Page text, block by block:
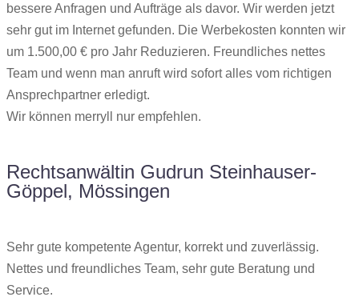
bessere Anfragen und Aufträge als davor. Wir werden jetzt
sehr gut im Internet gefunden. Die Werbekosten konnten wir
um 1.500,00 € pro Jahr Reduzieren. Freundliches nettes
Team und wenn man anruft wird sofort alles vom richtigen
Ansprechpartner erledigt.
Wir können merryll nur empfehlen.
Rechtsanwältin Gudrun Steinhauser-
Göppel, Mössingen
Sehr gute kompetente Agentur, korrekt und zuverlässig.
Nettes und freundliches Team, sehr gute Beratung und
Service.